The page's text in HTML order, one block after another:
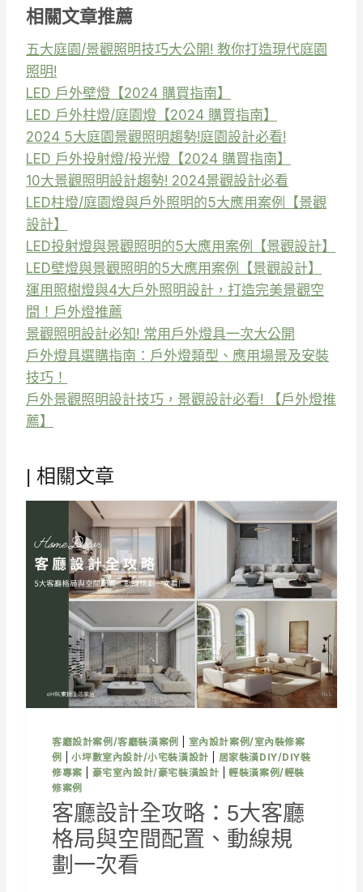
相關文章推薦
五大庭園/景觀照明技巧大公開! 教你打造現代庭園
照明!
LED 戶外壁燈【2024 購買指南】
LED 戶外柱燈/庭園燈【2024 購買指南】
2024 5大庭園景觀照明趨勢!庭園設計必看!
LED 戶外投射燈/投光燈【2024 購買指南】
10大景觀照明設計趨勢! 2024景觀設計必看
LED柱燈/庭園燈與戶外照明的5大應用案例【景觀
設計】
LED投射燈與景觀照明的5大應用案例【景觀設計】
LED壁燈與景觀照明的5大應用案例【景觀設計】
運用照樹燈與4大戶外照明設計，打造完美景觀空
間！戶外燈推薦
景觀照明設計必知! 常用戶外燈具一次大公開
戶外燈具選購指南：戶外燈類型、應用場景及安裝
技巧！
戶外景觀照明設計技巧，景觀設計必看! 【戶外燈推
薦】
| 相關文章
客廳設計案例/客廳裝潢案例
室內設計案例/室內裝修案
例 |小坪數室內設計/小宅裝潢設計
居家裝潢DIY/DIY裝
修專案
豪宅室內設計/豪宅裝潢設計 |輕裝潢案例/輕裝
修案例
客廳設計全攻略：5大客廳
格局與空間配置、動線規
劃一次看